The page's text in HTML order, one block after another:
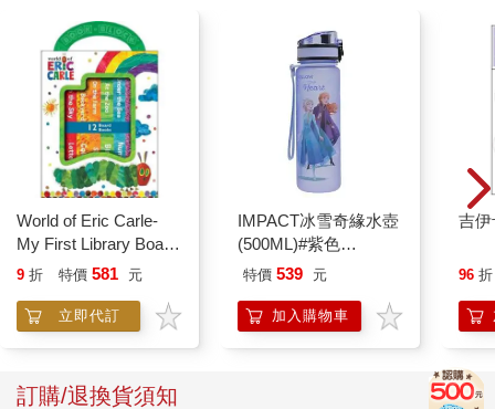
World of Eric Carle-
My First Library Board
Book Block Set
9 折 特價 581 元
立即代訂
IMPACT冰雪奇緣水壺
(500ML)#紫色
IMDSB01PL
特價 539 元
加入購物車
吉
96 折
訂購/退換貨須知